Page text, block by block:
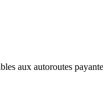
aux autoroutes